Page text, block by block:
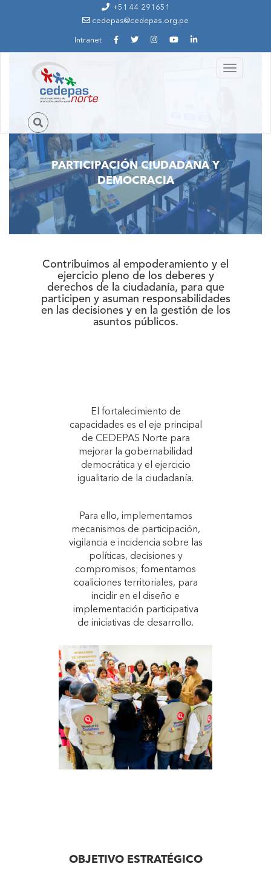
+51 44 291651
cedepas@cedepas.org.pe
Intranet
Toggle
navigation
PARTICIPACIÓN CIUDADANA Y
DEMOCRACIA
Contribuimos al empoderamiento y el
ejercicio pleno de los deberes y
derechos de la ciudadanía, para que
participen y asuman responsabilidades
en las decisiones y en la gestión de los
asuntos públicos.
El fortalecimiento de
capacidades es el eje principal
de CEDEPAS Norte para
mejorar la gobernabilidad
democrática y el ejercicio
igualitario de la ciudadanía.
Para ello, implementamos
mecanismos de participación,
vigilancia e incidencia sobre las
políticas, decisiones y
compromisos; fomentamos
coaliciones territoriales, para
incidir en el diseño e
implementación participativa
de iniciativas de desarrollo.
OBJETIVO ESTRATÉGICO